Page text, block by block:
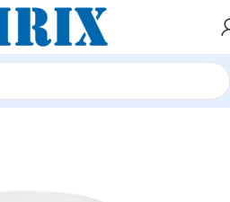
/Wi-Fi paylayıcı (Access Point)